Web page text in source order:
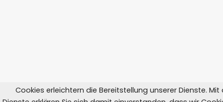
Cookies erleichtern die Bereitstellung unserer Dienste. Mit